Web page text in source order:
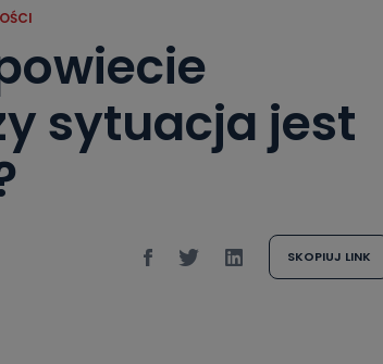
sytuacja jest
SKOPIUJ LINK